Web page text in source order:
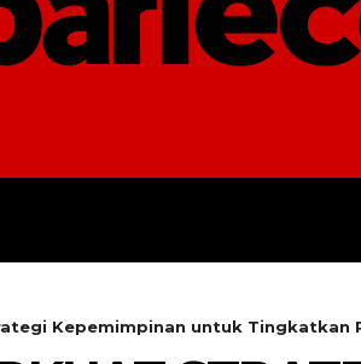
Kepemimpinan untuk Tingkatkan